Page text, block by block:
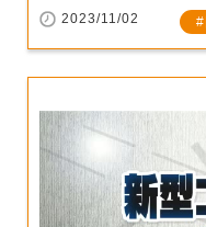
2023/11/02